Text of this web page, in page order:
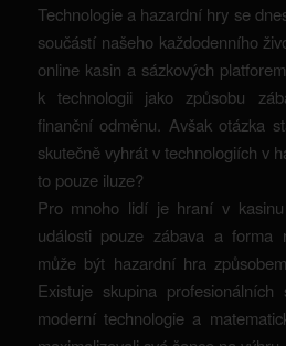
Technologie a hazardní hry se
součástí našeho každodenního
online kasin a sázkových
k technologii jako způsobu
finanční odměnu. Avšak otázka
skutečně vyhrát v technologiích v
to pouze iluze?
Pro mnoho lidí je hraní v
události pouze zábava a forma
může být hazardní hra
Existuje skupina
moderní technologie a